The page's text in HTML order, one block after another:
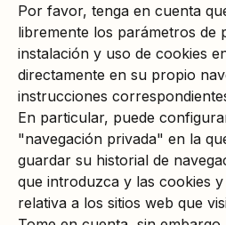
Por favor, tenga en cuenta
libremente los parámetros de
instalación y uso de cookies
directamente en su propio
instrucciones
En particular, puede
"navegación privada" en la
guardar su historial de
que introduzca y las cookies
relativa a los sitios web que